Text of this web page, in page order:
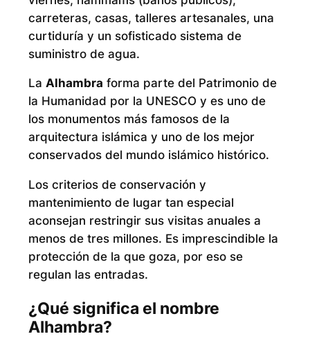
carreteras, casas, talleres artesanales, una
curtiduría y un sofisticado sistema de
suministro de agua.
La Alhambra forma parte del Patrimonio de
la Humanidad por la UNESCO y es uno de
los monumentos más famosos de la
arquitectura islámica y uno de los mejor
conservados del mundo islámico histórico.
Los criterios de conservación y
mantenimiento de lugar tan especial
aconsejan restringir sus visitas anuales a
menos de tres millones. Es imprescindible la
protección de la que goza, por eso se
regulan las entradas.
¿Qué significa el nombre
Alhambra?